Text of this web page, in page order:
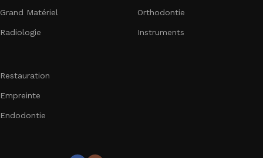
Grand Matériel
Radiologie
Orthodontie
Instruments
Restauration
Empreinte
Endodontie